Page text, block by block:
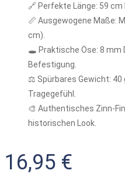
🔗 Perfekte Länge: 59
📏 Ausgewogene Maße:
cm).
🕳️ Praktische Öse: 8 mm
Befestigung.
⚖️ Spürbares Gewicht:
Tragegefühl.
🎨 Authentisches Zinn-
historischen Look.
16,95 €